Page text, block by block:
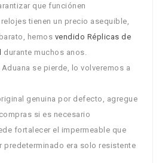
que funciónen
tienen un precio asequible,
hemos vendido Réplicas de
durante muchos anos.
se pierde, lo volveremos a
genuina por defecto, agregue
si es necesario
fortalecer el impermeable que
predeterminado era solo resistente